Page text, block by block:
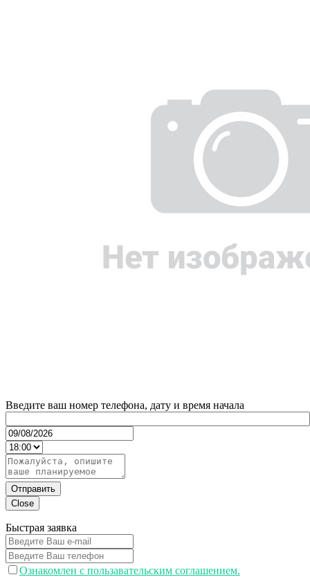
Введите ваш номер телефона, дату и время начала
Отправить
Close
Быстрая заявка
Ознакомлен с пользавательским соглашением.